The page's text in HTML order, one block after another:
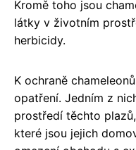
Kromě toho jsou
látky v životním
herbicidy.
K ochraně
opatření. Jedním z
prostředí těchto
které jsou jejich